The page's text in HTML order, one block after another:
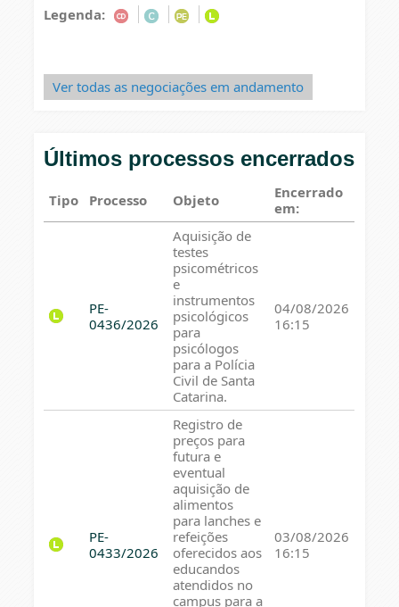
Legenda:
Ver todas as negociações em andamento
Últimos processos encerrados
Tipo Processo Objeto
Encerrado
em:
PE-
0436/2026
Aquisição de
testes
psicométricos
e
instrumentos
psicológicos
para
psicólogos
para a Polícia
Civil de Santa
Catarina.
04/08/2026
16:15
PE-
0433/2026
Registro de
preços para
futura e
eventual
aquisição de
alimentos
para lanches e
refeições
oferecidos aos
educandos
atendidos no
campus para a
03/08/2026
16:15